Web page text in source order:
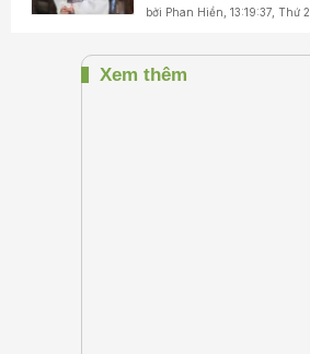
bởi Phan Hiền ,13:19:37, Thứ 2